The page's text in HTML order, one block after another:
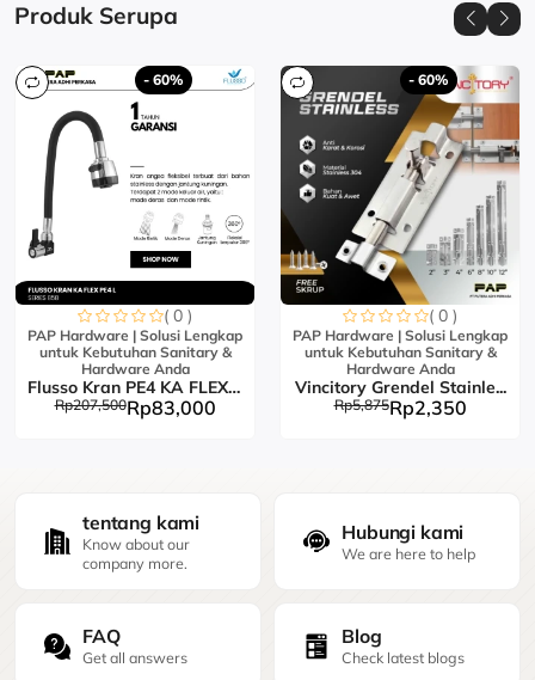
Produk Serupa
- 60%
( 0 )
PAP Hardware | Solusi Lengkap
untuk Kebutuhan Sanitary &
Hardware Anda
Flusso Kran PE4 KA FLEX L...
Rp207,500Rp83,000
- 60%
( 0 )
PAP Hardware | Solusi Lengkap
untuk Kebutuhan Sanitary &
Hardware Anda
Vincitory Grendel Stainle...
Rp5,875Rp2,350
tentang kami
Know about our
company more.
Hubungi kami
We are here to help
FAQ
Get all answers
Blog
Check latest blogs